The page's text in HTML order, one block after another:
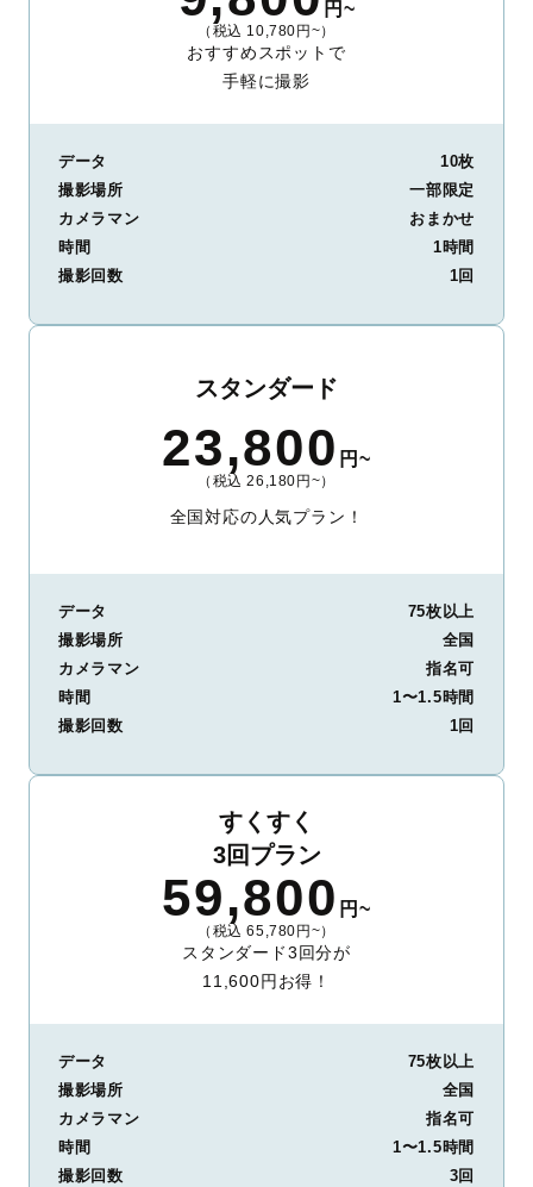
に。きっと「こんな写真を撮ってほしかった！」と思える一枚に
出会えます。まずは、ラブグラフの撮影事例
円~
（税込 10,780円~）
おすすめスポットで
手軽に撮影
データ
10枚
撮影場所
一部限定
カメラマン
おまかせ
時間
1時間
撮影回数
1回
スタンダード
23,800 円~
（税込 26,180円~）
全国対応の人気プラン！
データ
75枚以上
撮影場所
全国
カメラマン
指名可
時間
1〜1.5時間
撮影回数
1回
すくすく
3回プラン
59,800 円~
（税込 65,780円~）
スタンダード3回分が
11,600円お得！
データ
75枚以上
撮影場所
全国
カメラマン
指名可
時間
1〜1.5時間
撮影回数
3回